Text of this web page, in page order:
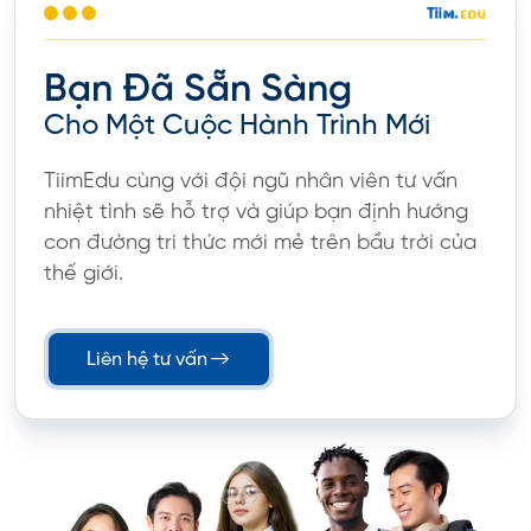
Bạn Đã Sẵn Sàng
Cho Một Cuộc Hành Trình Mới
TiimEdu cùng với đội ngũ nhân viên tư vấn
nhiệt tình sẽ hỗ trợ và giúp bạn định hướng
con đường tri thức mới mẻ trên bầu trời của
thế giới.
Liên hệ tư vấn